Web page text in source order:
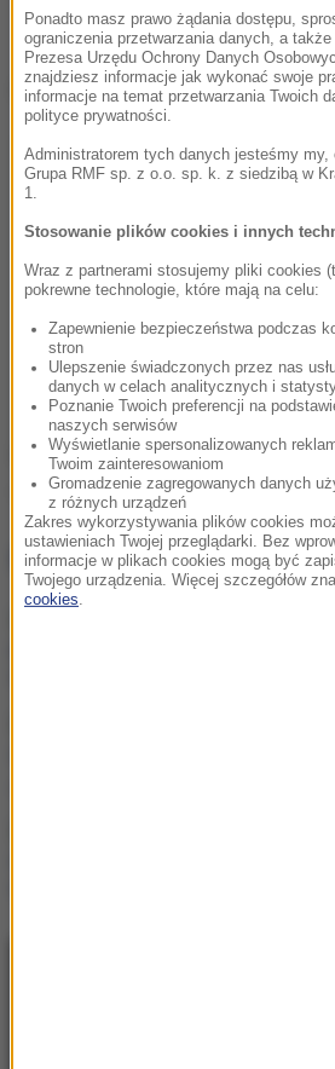
Śmiertelny wypadek w
Dalsza część artykułu pod
Źródło: PAP
Tagi:śmiertelny wypadek
NAJWAŻNIEJSZE
Ponadto masz prawo żądania dostępu,
ograniczenia przetwarzania danych, a także
Prezesa Urzędu Ochrony Danych
znajdziesz informacje jak wykonać swoje
informacje na temat przetwarzania Twoich
polityce prywatności.
Administratorem tych danych jesteśmy
Grupa RMF sp. z o.o. sp. k. z siedzibą w
1.
Stosowanie plików cookies i innych
Wraz z partnerami stosujemy pliki cookies
pokrewne technologie, które mają na celu:
Zapewnienie bezpieczeństwa podczas
stron
Ulepszenie świadczonych przez nas
danych w celach analitycznych i
Poznanie Twoich preferencji na
naszych serwisów
Wyświetlanie spersonalizowanych
Twoim zainteresowaniom
Gromadzenie zagregowanych danych
z różnych urządzeń
Zakres wykorzystywania plików cookies
ustawieniach Twojej przeglądarki. Bez
informacje w plikach cookies mogą być
Twojego urządzenia. Więcej szczegółów
cookies